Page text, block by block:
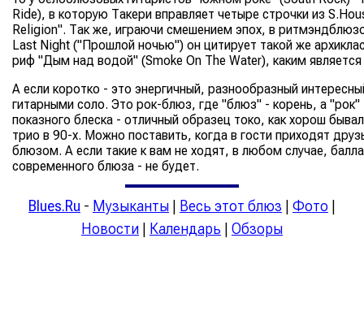
Ride), в которую Такери вправляет четыре строчки из
Religion". Так же, играючи смешением эпох, в
Last Night ("Прошлой ночью") он цитирует такой же
риф "Дым над водой" (Smoke On The Water), каким
А если коротко - это энергичный, разнообразный
гитарными соло. Это рок-блюз, где "блюз" - корень, а "рок"
показного блеска - отличный образец токо, как хорош
трио в 90-х. Можно поставить, когда в гости приходят
блюзом. А если такие к вам не ходят, в любом случае,
современного блюза - не будет.
Blues.Ru - Музыканты Весь этот блюз Фото
Новости
Календарь Обзоры